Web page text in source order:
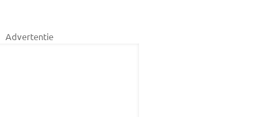
Advertentie